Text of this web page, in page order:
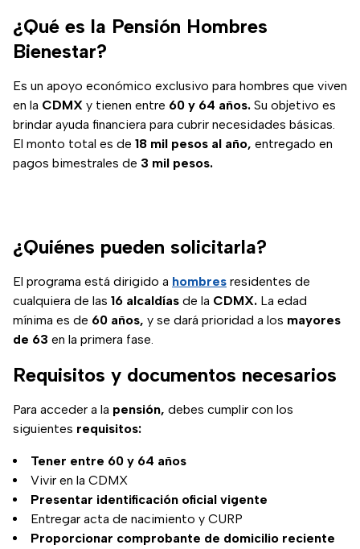
fechas.
¿Qué es la Pensión Hombres
Bienestar?
Es un apoyo económico exclusivo para hombres que viven
en la CDMX y tienen entre 60 y 64 años. Su objetivo es
brindar ayuda financiera para cubrir necesidades básicas.
El monto total es de 18 mil pesos al año, entregado en
pagos bimestrales de 3 mil pesos.
¿Quiénes pueden solicitarla?
El programa está dirigido a hombres residentes de
cualquiera de las 16 alcaldías de la CDMX. La edad
mínima es de 60 años, y se dará prioridad a los mayores
de 63 en la primera fase.
Requisitos y documentos necesarios
Para acceder a la pensión, debes cumplir con los
siguientes requisitos:
Tener entre 60 y 64 años
Vivir en la CDMX
Presentar identificación oficial vigente
Entregar acta de nacimiento y CURP
Proporcionar comprobante de domicilio reciente